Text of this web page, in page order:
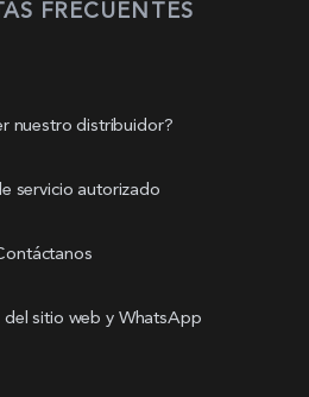
FRECUENTES
nuestro distribuidor?
servicio autorizado
del sitio web y WhatsApp